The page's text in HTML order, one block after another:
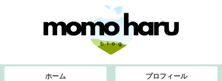
ホーム プロフィール